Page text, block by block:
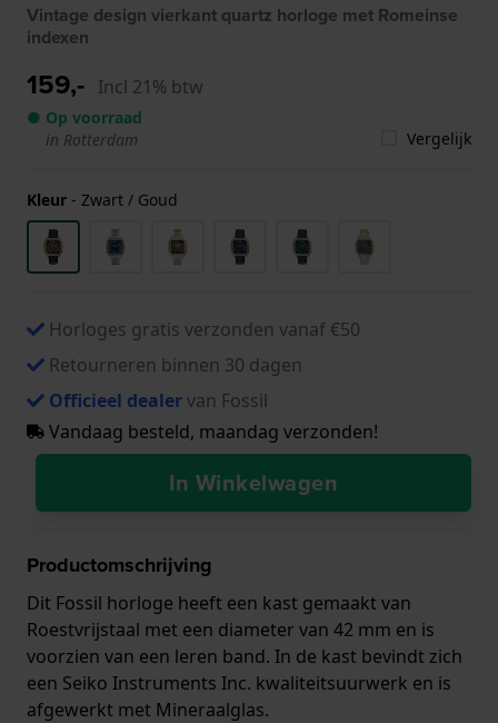
Vintage design vierkant quartz horloge met Romeinse
indexen
159,- Incl 21% btw
● Op voorraad
in Rotterdam
Vergelijk
Kleur - Zwart / Goud
Horloges gratis verzonden vanaf €50
Retourneren binnen 30 dagen
Officieel dealervan Fossil
Vandaag besteld, maandag verzonden!
In Winkelwagen
Productomschrijving
Dit Fossil horloge heeft een kast gemaakt van
Roestvrijstaal met een diameter van 42 mm en is
voorzien van een leren band. In de kast bevindt zich
een Seiko Instruments Inc. kwaliteitsuurwerk en is
afgewerkt met Mineraalglas.